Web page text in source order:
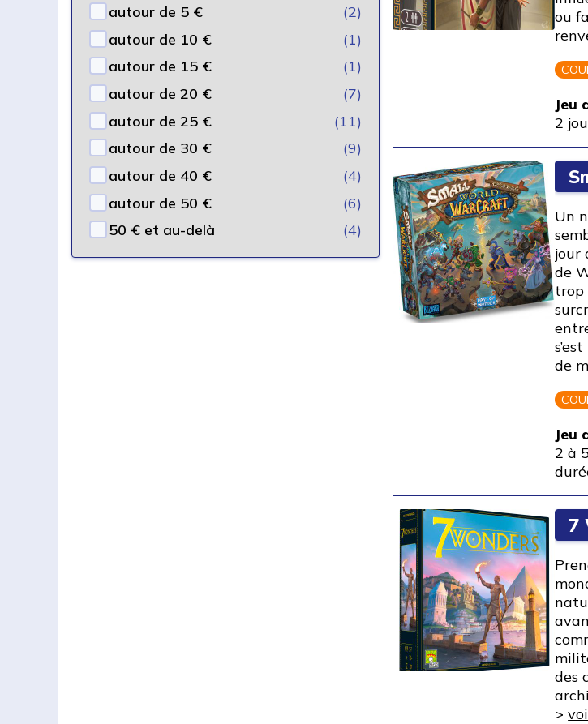
autour de 5 €
(2)
autour de 10 €
(1)
autour de 15 €
(1)
autour de 20 €
(7)
autour de 25 €
(11)
autour de 30 €
(9)
autour de 40 €
(4)
autour de 50 €
(6)
50 € et au-delà
(4)
ou
Jeu
2
Un
jour
de
trop
de
2 à
7
des
>